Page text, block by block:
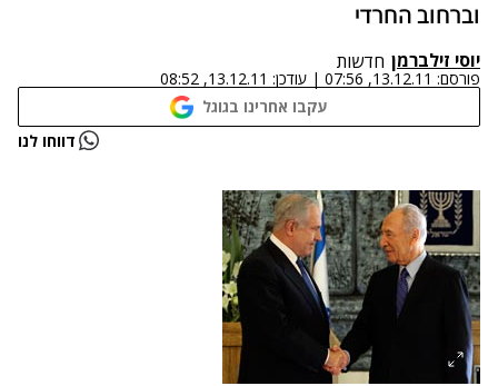
וברחוב החרדי
יוסי זילברמן חדשות
פורסם: 13.12.11, 07:56
| עודכן: 13.12.11, 08:52
עקבו אחרינו בגוגל
נתקלנו בבעיה דווחו לנו